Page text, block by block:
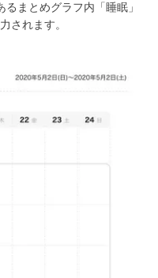
まとめグラフ内「睡眠」
されます。